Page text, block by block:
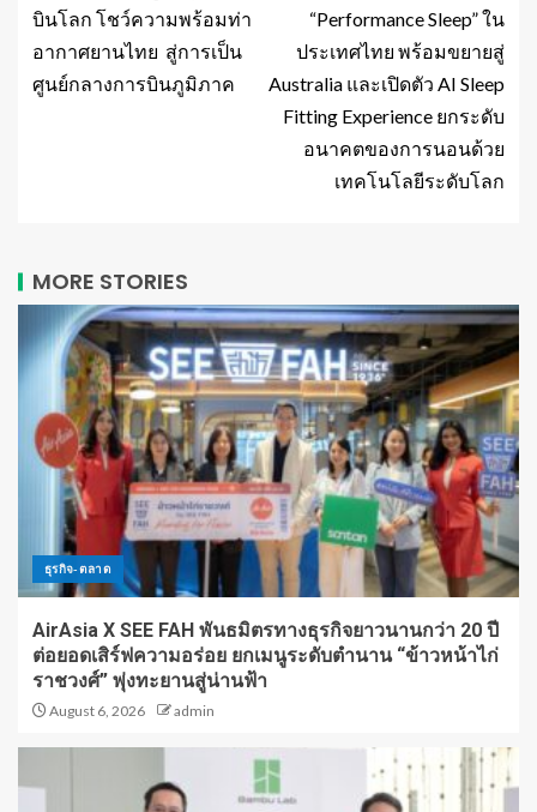
บินโลก โชว์ความพร้อมท่า
อากาศยานไทย สู่การเป็น
ศูนย์กลางการบินภูมิภาค
“Performance Sleep” ใน
ประเทศไทย พร้อมขยายสู่
Australia และเปิดตัว AI Sleep
Fitting Experience ยกระดับ
อนาคตของการนอนด้วย
เทคโนโลยีระดับโลก
MORE STORIES
ธุรกิจ-ตลาด
AirAsia X SEE FAH พันธมิตรทางธุรกิจยาวนานกว่า 20 ปี
ต่อยอดเสิร์ฟความอร่อย ยกเมนูระดับตำนาน “ข้าวหน้าไก่
ราชวงศ์” พุ่งทะยานสู่น่านฟ้า
August 6, 2026 admin